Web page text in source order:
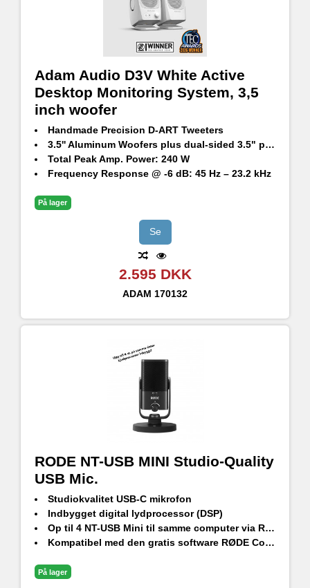
Adam Audio D3V White Active
Desktop Monitoring System, 3,5
inch woofer
Handmade Precision D-ART Tweeters
3.5'' Aluminum Woofers plus dual-sided 3.5" passive radiators
Total Peak Amp. Power: 240 W
Frequency Response @ -6 dB: 45 Hz – 23.2 kHz
På lager
Se
2.595 DKK
ADAM 170132
RODE NT-USB MINI Studio-Quality
USB Mic.
Studiokvalitet USB-C mikrofon
Indbygget digital lydprocessor (DSP)
Op til 4 NT-USB Mini til samme computer via RØDE Connect
Kompatibel med den gratis software RØDE Connect*
Aftageligt magnetisk bordstativ
På lager